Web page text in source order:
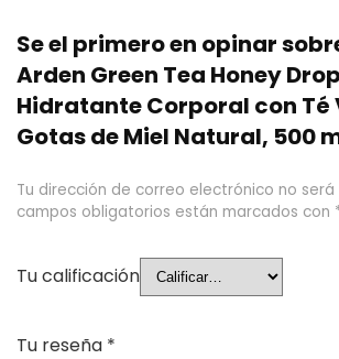
Se el primero en opinar
Arden Green Tea Honey
Hidratante Corporal con Té
Gotas de Miel Natural, 500
Tu dirección de correo electrónico no será
campos obligatorios están marcados con
Tu calificación
Tu reseña *